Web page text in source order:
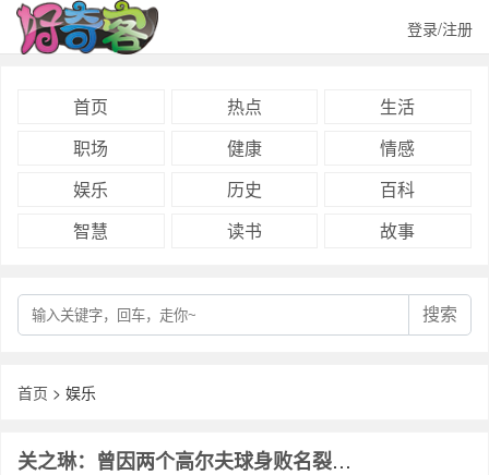
登录/注册
首页 热点
生活
职场
健康
情感
娱乐
历史
百科
智慧
读书 故事
搜索
首页 > 娱乐
关之琳：曾因两个高尔夫球身败名裂，两婚两离，如今从商身价上亿